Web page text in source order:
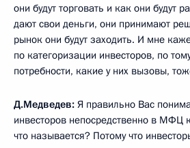
они будут торговать и как они будут
дают свои деньги, они принимают
рынок они будут заходить. И мне
по категоризации инвесторов, по
потребности, какие у них вызовы,
Д.Медведев: Я правильно Вас
инвесторов непосредственно в МФЦ
что называется? Потому что